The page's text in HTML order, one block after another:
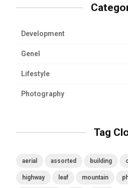
Development
Genel
Lifestyle
Photography
Tag
aerial assorted building
highway leaf mountain